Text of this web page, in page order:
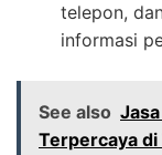
telepon,
informasi
See also
Terpercaya